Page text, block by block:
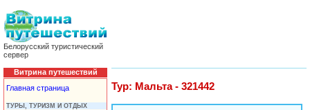
Белорусский туристический
сервер
Витрина путешествий
Главная страница
ТУРЫ, ТУРИЗМ И ОТДЫХ
Тур: Мальта - 321442